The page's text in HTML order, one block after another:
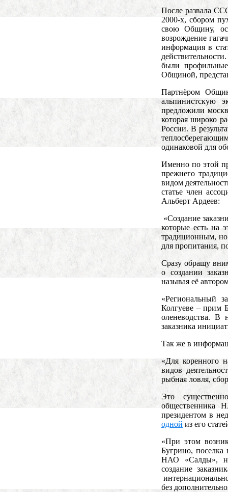
После развала
2000-х, сбором
свою Общину,
возрождение
информация в
были
Общиной,
Партнёром
альпинистскую
предложили
которая широко
России. В
одинаковой для
Именно по этой
прежнего
видом
статье член
Альберт Ардеев:
«Создание
которые есть на
традиционным,
для пропитания,
Сразу обращу
о создании
называя её
«Региональный
Колгуеве – прим
оленеводства. В
заказника
Так же в
«Для коренного
видов
рыбная ловля,
Это
общественника
президентом в
одной из его
«При этом
Бугрино,
НАО «Салды», на
создание
без